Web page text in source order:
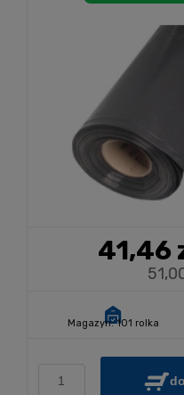
41,46
Magazyn: 101 rolka